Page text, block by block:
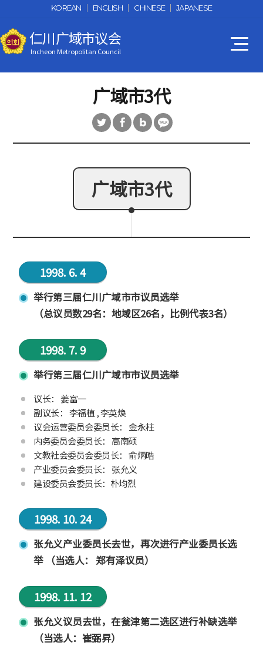
Skip NavigationKOREAN ENGLISH CHINESE JAPANESE
仁川广域市议会
Incheon Metropolitan Council
广域市3代
广域市3代
1998. 6. 4
举行第三届仁川广域市市议员选举
（总议员数29名：地域区26名，比例代表3名）
1998. 7. 9
举行第三届仁川广域市市议员选举
议长： 姜富一
副议长： 李福植 , 李英焕
议会运营委员会委员长： 金永柱
内务委员会委员长： 高南硕
文教社会委员会委员长： 俞炳晧
产业委员会委员长： 张允义
建设委员会委员长：朴均烈
1998. 10. 24
张允义产业委员长去世，再次进行产业委员长选
举 （当选人： 郑有泽议员）
1998. 11. 12
张允义议员去世，在瓮津第二选区进行补缺选举
（当选人：崔弼昇）